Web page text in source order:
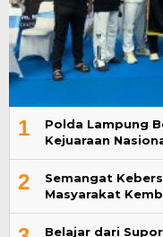
1
Polda Lampung
Kejuaraan
2
Semangat
Masyarakat
Belajar dari